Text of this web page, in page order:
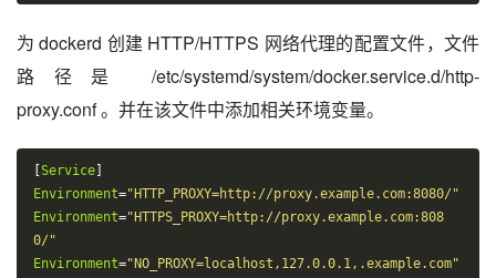
为 dockerd 创建 HTTP/HTTPS 网络代理的配置文件，文件
路径是 /etc/systemd/system/docker.service.d/http-
proxy.conf 。并在该文件中添加相关环境变量。
Service
Environment="HTTP_PROXY=http://proxy.example.com:8080/"
Environment="HTTPS_PROXY=http://proxy.example.com:808
0/"
Environment="NO_PROXY=localhost,127.0.0.1,.example.com"